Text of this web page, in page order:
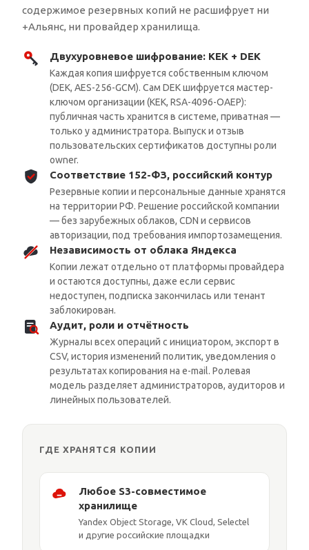
содержимое резервных копий не расшифрует ни
+Альянс, ни провайдер хранилища.
Двухуровневое шифрование: KEK + DEK
Каждая копия шифруется собственным ключом
(DEK, AES-256-GCM). Сам DEK шифруется мастер-
ключом организации (KEK, RSA-4096-OAEP):
публичная часть хранится в системе, приватная —
только у администратора. Выпуск и отзыв
пользовательских сертификатов доступны роли
owner.
Соответствие 152-ФЗ, российский контур
Резервные копии и персональные данные хранятся
на территории РФ. Решение российской компании
— без зарубежных облаков, CDN и сервисов
авторизации, под требования импортозамещения.
Независимость от облака Яндекса
Копии лежат отдельно от платформы провайдера
и остаются доступны, даже если сервис
недоступен, подписка закончилась или тенант
заблокирован.
Аудит, роли и отчётность
Журналы всех операций с инициатором, экспорт в
CSV, история изменений политик, уведомления о
результатах копирования на e-mail. Ролевая
модель разделяет администраторов, аудиторов и
линейных пользователей.
ГДЕ ХРАНЯТСЯ КОПИИ
Любое S3-совместимое
хранилище
Yandex Object Storage, VK Cloud, Selectel
и другие российские площадки